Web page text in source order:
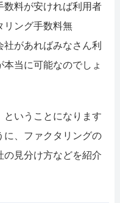
数料が安ければ利用者
リング手数料無
があればみなさん利
当に可能なのでしょ
ということになります
に、ファクタリングの
の見分け方などを紹介